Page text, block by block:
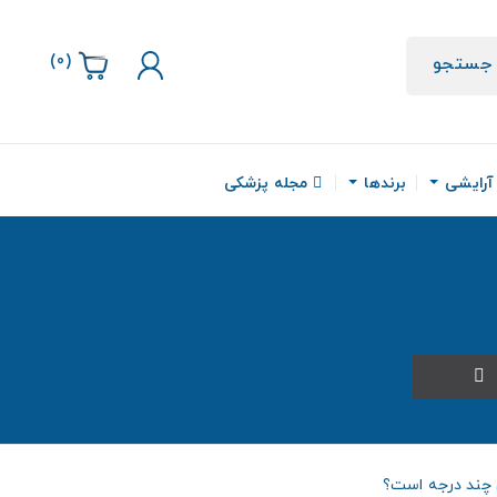
جستجو (
0
)
آرایشی برندها مجله پزشکی
چند درجه است؟